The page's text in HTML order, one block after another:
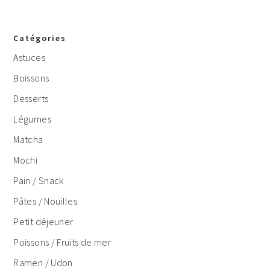
Catégories
Astuces
Boissons
Desserts
Légumes
Matcha
Mochi
Pain / Snack
Pâtes / Nouilles
Petit déjeuner
Poissons / Fruits de mer
Ramen / Udon